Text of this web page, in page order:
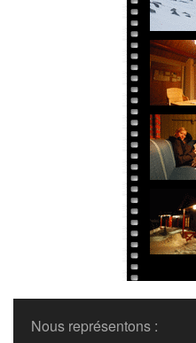
Nous représentons :